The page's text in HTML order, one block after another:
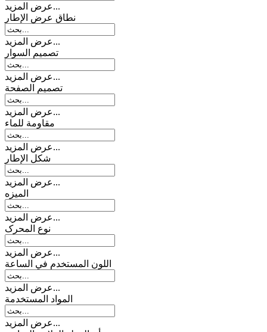
عرض المزيد...
نطاق عرض الإطار
عرض المزيد...
تصمیم السوار
عرض المزيد...
تصميم الصفحة
عرض المزيد...
مقاومة للماء
عرض المزيد...
شكل الإطار
عرض المزيد...
المیزه
عرض المزيد...
نوع المحرک
عرض المزيد...
اللون المستخدم في الساعة
عرض المزيد...
المواد المستخدمة
عرض المزيد...